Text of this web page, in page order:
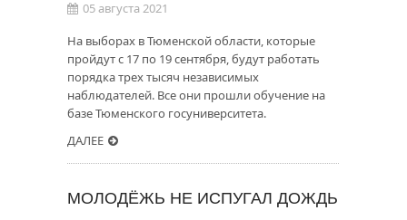
05 августа 2021
На выборах в Тюменской области, которые
пройдут с 17 по 19 сентября, будут работать
порядка трех тысяч независимых
наблюдателей. Все они прошли обучение на
базе Тюменского госуниверситета.
ДАЛЕЕ
МОЛОДЁЖЬ НЕ ИСПУГАЛ ДОЖДЬ